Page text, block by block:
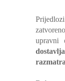
upravni